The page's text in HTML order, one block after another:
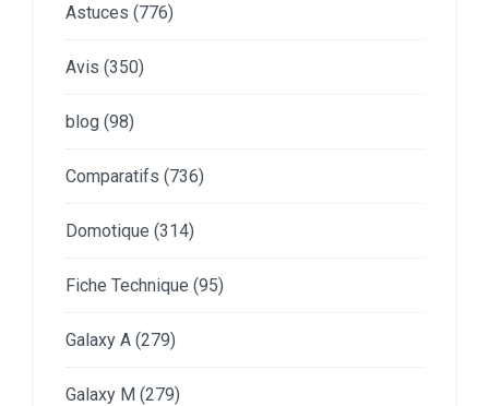
Astuces (776)
Avis (350)
blog (98)
Comparatifs (736)
Domotique (314)
Fiche Technique (95)
Galaxy A (279)
Galaxy M (279)